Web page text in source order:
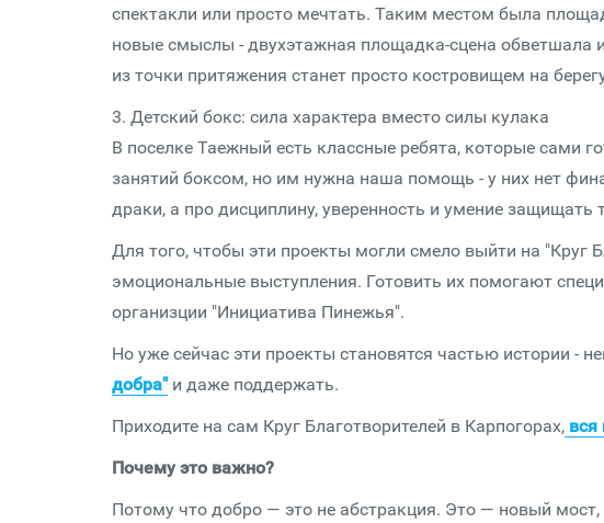
спектакли или просто мечтать. Таким местом была
новые смыслы - двухэтажная площадка-сцена обветшала
из точки притяжения станет просто костровищем на
3. Детский бокс: сила характера вместо силы кулака
В поселке Таежный есть классные ребята, которые сами
занятий боксом, но им нужна наша помощь - у них нет
драки, а про дисциплину, уверенность и умение защищать
Для того, чтобы эти проекты могли смело выйти на "Круг
эмоциональные выступления. Готовить их помогают
организции "Инициатива Пинежья".
Но уже сейчас эти проекты становятся частью истории -
добра"и даже поддержать.
Приходите на сам Круг Благотворителей в Карпогорах, вся
Почему это важно?
Потому что добро — это не абстракция. Это — новый